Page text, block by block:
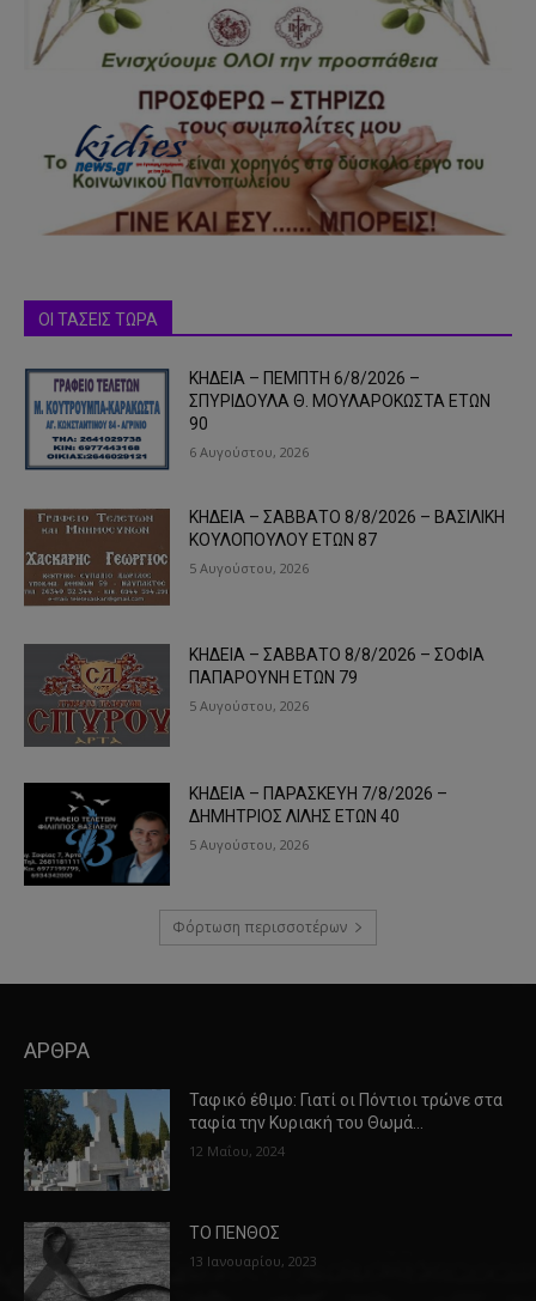
ΟΙ ΤΑΣΕΙΣ ΤΩΡΑ
ΚΗΔΕΙΑ – ΠΕΜΠΤΗ 6/8/2026 –
ΣΠΥΡΙΔΟΥΛΑ Θ. ΜΟΥΛΑΡΟΚΩΣΤΑ ΕΤΩΝ
90
6 Αυγούστου, 2026
ΚΗΔΕΙΑ – ΣΑΒΒΑΤΟ 8/8/2026 – ΒΑΣΙΛΙΚΗ
ΚΟΥΛΟΠΟΥΛΟΥ ΕΤΩΝ 87
5 Αυγούστου, 2026
ΚΗΔΕΙΑ – ΣΑΒΒΑΤΟ 8/8/2026 – ΣΟΦΙΑ
ΠΑΠΑΡΟΥΝΗ ΕΤΩΝ 79
5 Αυγούστου, 2026
ΚΗΔΕΙΑ – ΠΑΡΑΣΚΕΥΗ 7/8/2026 –
ΔΗΜΗΤΡΙΟΣ ΛΙΛΗΣ ΕΤΩΝ 40
5 Αυγούστου, 2026
Φόρτωση περισσοτέρων
ΑΡΘΡΑ
Ταφικό έθιμο: Γιατί οι Πόντιοι τρώνε στα
ταφία την Κυριακή του Θωμά…
12 Μαΐου, 2024
ΤΟ ΠΕΝΘΟΣ
13 Ιανουαρίου, 2023